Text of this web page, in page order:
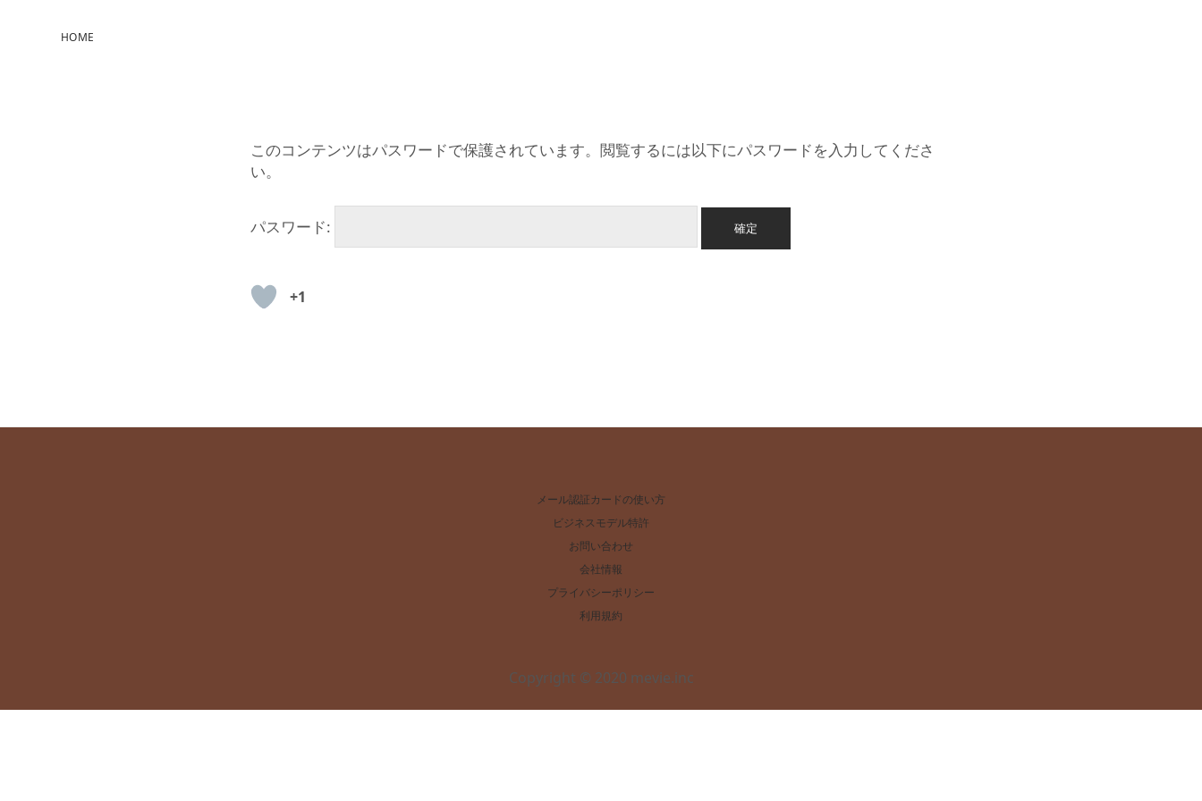
HOME
このコンテンツはパスワードで保護されています。閲覧するには以下にパスワードを入力してくださ
い。
パスワード:
+1
メール認証カードの使い方
ビジネスモデル特許
お問い合わせ
会社情報
プライバシーポリシー
利用規約
Copyright © 2020 mevie.inc